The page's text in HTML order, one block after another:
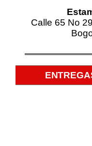
Calle 65 No